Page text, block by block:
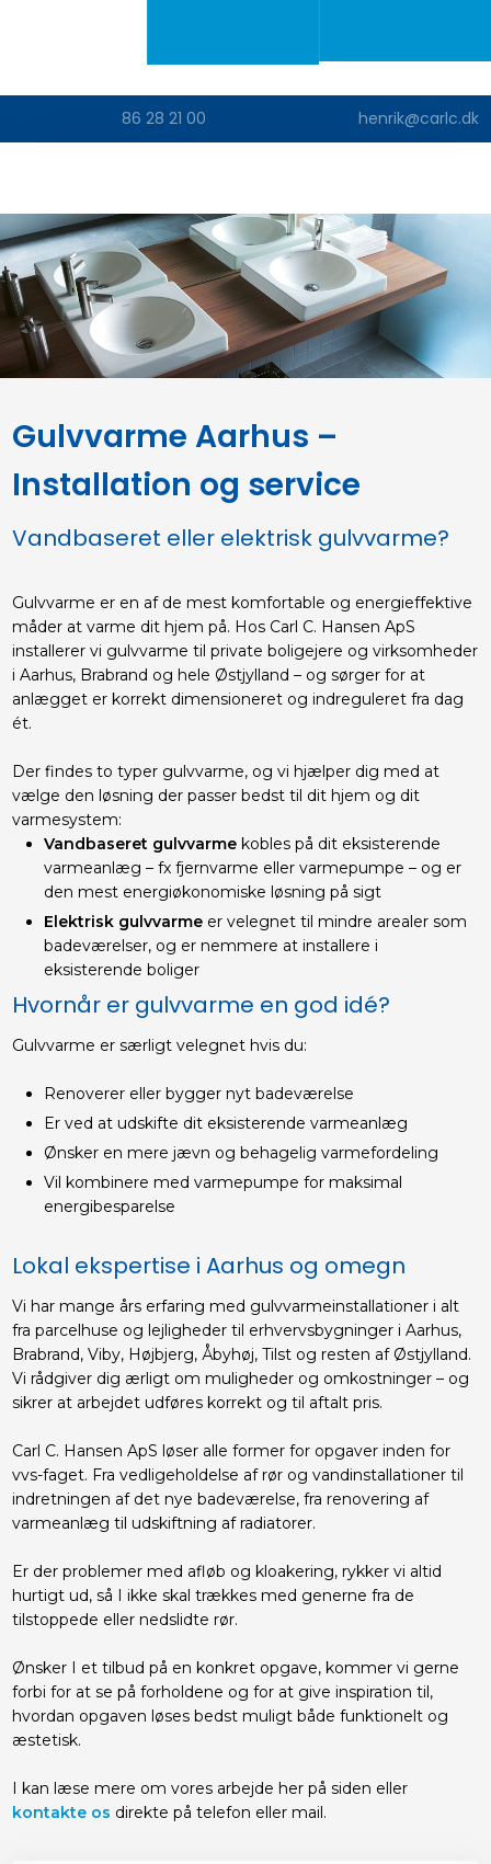
86 28 21 00​ henrik@carlc.dk
Gulvvarme Aarhus –
Installation og service​
Vandbaseret eller elektrisk gulvvarme?
Gulvvarme er en af de mest komfortable og energieffektive
måder at varme dit hjem på. Hos Carl C. Hansen ApS
installerer vi gulvvarme til private boligejere og virksomheder
i Aarhus, Brabrand og hele Østjylland – og sørger for at
anlægget er korrekt dimensioneret og indreguleret fra dag
ét.​
Der findes to typer gulvvarme, og vi hjælper dig med at
vælge den løsning der passer bedst til dit hjem og dit
varmesystem:
Vandbaseret gulvvarmekobles på dit eksisterende
varmeanlæg – fx fjernvarme eller varmepumpe – og er
den mest energiøkonomiske løsning på sigt
Elektrisk gulvvarmeer velegnet til mindre arealer som
badeværelser, og er nemmere at installere i
eksisterende boliger
Hvornår er gulvvarme en god idé?​
Gulvvarme er særligt velegnet hvis du:
Renoverer eller bygger nyt badeværelse
Er ved at udskifte dit eksisterende varmeanlæg
Ønsker en mere jævn og behagelig varmefordeling
Vil kombinere med varmepumpe for maksimal
energibesparelse
Lokal ekspertise i Aarhus og omegn​
Vi har mange års erfaring med gulvvarmeinstallationer i alt
fra parcelhuse og lejligheder til erhvervsbygninger i Aarhus,
Brabrand, Viby, Højbjerg, Åbyhøj, Tilst og resten af Østjylland.
Vi rådgiver dig ærligt om muligheder og omkostninger – og
sikrer at arbejdet udføres korrekt og til aftalt pris.​
Carl C. Hansen ApS løser alle former for opgaver inden for
vvs-faget. Fra vedligeholdelse af rør og vandinstallationer til
indretningen af det nye badeværelse, fra renovering af
varmeanlæg til udskiftning af radiatorer.
Er der problemer med afløb og kloakering, rykker vi altid
hurtigt ud, så I ikke skal trækkes med generne fra de
tilstoppede eller nedslidte rør.
Ønsker I et tilbud på en konkret opgave, kommer vi gerne
forbi for at se på forholdene og for at give inspiration til,
hvordan opgaven løses bedst muligt både funktionelt og
æstetisk.
I kan læse mere om vores arbejde her på siden eller
kontakte os direkte på telefon eller mail.​